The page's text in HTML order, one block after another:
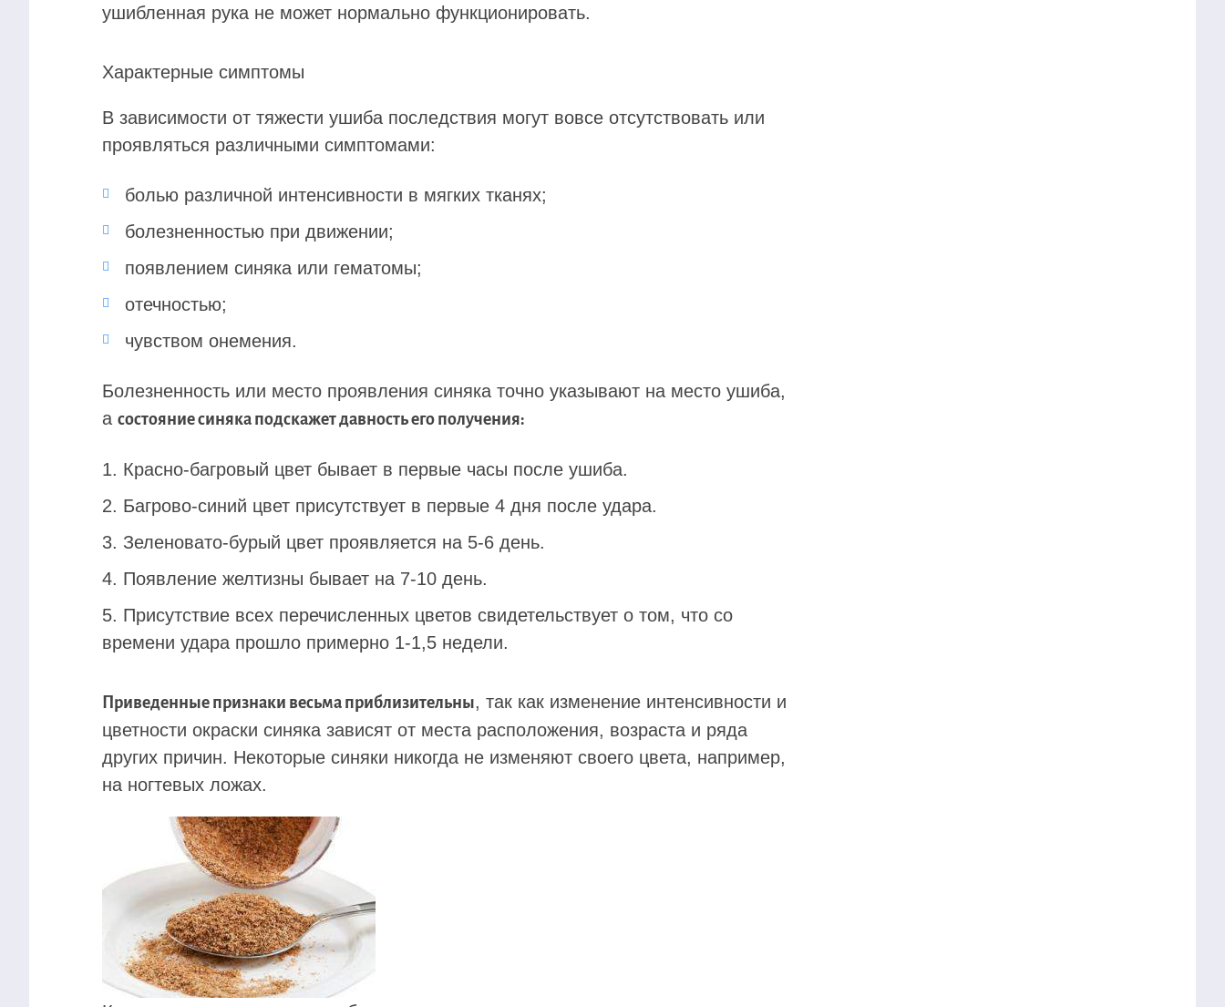
ушибленная рука не может нормально функционировать.
Характерные симптомы
В зависимости от тяжести ушиба последствия могут вовсе отсутствовать или
проявляться различными симптомами:
болью различной интенсивности в мягких тканях;
болезненностью при движении;
появлением синяка или гематомы;
отечностью;
чувством онемения.
Болезненность или место проявления синяка точно указывают на место ушиба,
а состояние синяка подскажет давность его получения:
Красно-багровый цвет бывает в первые часы после ушиба.
Багрово-синий цвет присутствует в первые 4 дня после удара.
Зеленовато-бурый цвет проявляется на 5-6 день.
Появление желтизны бывает на 7-10 день.
Присутствие всех перечисленных цветов свидетельствует о том, что со
времени удара прошло примерно 1-1,5 недели.
Приведенные признаки весьма приблизительны, так как изменение интенсивности и
цветности окраски синяка зависят от места расположения, возраста и ряда
других причин. Некоторые синяки никогда не изменяют своего цвета, например,
на ногтевых ложах.